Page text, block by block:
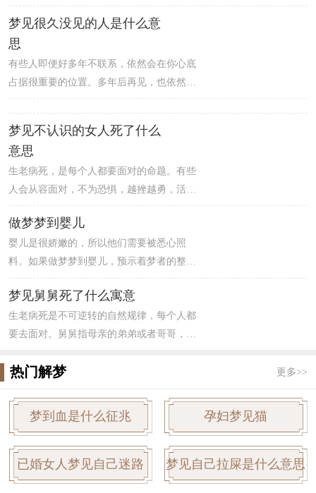
自己当官，意味着做梦人不能顺利如愿，不
被录取。
将获取一时的成功，如果想获得长久的成
功，还需要坚强持久的毅力，好好把握机
会。男人梦见刚出生的婴儿，意味着做梦人
近期终于摆脱烦心的工作，想与朋友聚聚，
容易犹豫不决，可能会错过好时机。
梦见很久没见的人是什么意
思
有些人即便好多年不联系，依然会在你心底
占据很重要的位置。多年后再见，也依然是
亲切的、熟悉的、温暖的感觉。梦见很久不
望找到心灵的归依。潜意识里，你渴望回到
你以前熟悉的地方或者老朋友之中去，然
而，你也知道这是不可能的。
梦见不认识的女人死了什么
意思
生老病死，是每个人都要面对的命题。有些
人会从容面对，不为恐惧，越挫越勇，活出
精彩灿烂的一生，而有的人一蹶不振，停滞
不前。据统计，地球上每秒就有1.8人死亡,其
中有认识的和不认识的。梦见不认识的女人
死了，暗示梦者会有一些孤单无助的情绪。
如果出现意外状况，只要保持稳定的心情，
不受到周围人士的干扰即可。另外，也可能
暗示梦者体质有偏弱的倾向，精神消沉，容
易出现胃口改变或胃部消化功能不佳。
做梦梦到婴儿
婴儿是很娇嫩的，所以他们需要被悉心照
料。如果做梦梦到婴儿，预示着梦者的整体
运势还算不错，你在事业上会有好的机遇，
可考虑跳槽。而且你的恋爱运很好，容易邂
逅到真心相爱之人，但要节约开支，花钱不
能大手大脚，如果不为以后做打算，那可能
梦见舅舅死了什么寓意
生老病死是不可逆转的自然规律，每个人都
要去面对。舅舅指母亲的弟弟或者哥哥，逢
了，预示近期会有意想不到的幸运来临，之
前随便应征的有奖征答，极有可能中奖，自
己可以周游世界，提前要有心理准备，避免
到时慌张不知所措。
热门解梦 更多>>
梦到血是什么征兆 孕妇梦见猫
已婚女人梦见自己迷路 梦见自己拉屎是什么意思